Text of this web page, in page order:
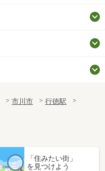
市川市
行徳駅
「住みたい街」
を見つけよう